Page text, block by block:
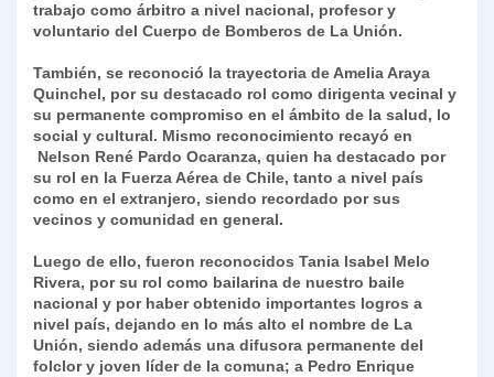
trabajo como árbitro a nivel nacional, profesor y
voluntario del Cuerpo de Bomberos de La Unión.
También, se reconoció la trayectoria de Amelia Araya
Quinchel, por su destacado rol como dirigenta vecinal y
su permanente compromiso en el ámbito de la salud, lo
social y cultural. Mismo reconocimiento recayó en
Nelson René Pardo Ocaranza, quien ha destacado por
su rol en la Fuerza Aérea de Chile, tanto a nivel país
como en el extranjero, siendo recordado por sus
vecinos y comunidad en general.
Luego de ello, fueron reconocidos Tania Isabel Melo
Rivera, por su rol como bailarina de nuestro baile
nacional y por haber obtenido importantes logros a
nivel país, dejando en lo más alto el nombre de La
Unión, siendo además una difusora permanente del
folclor y joven líder de la comuna; a Pedro Enrique